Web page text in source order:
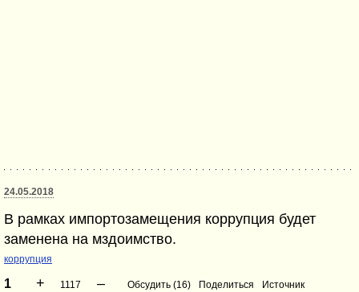
24.05.2018
В рамках импортозамещения коррупция будет
заменена на мздоимство.
коррупция
1 + 1117 – Обсудить (16) Поделиться Источник